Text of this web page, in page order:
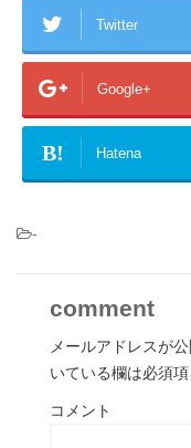
Twitter
Google+
B! Hatena
-
comment
メールアドレスが
いている欄は必須
コメント